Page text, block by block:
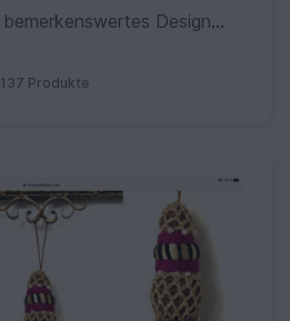
Hier findes Du ganz bemerkenswertes Designes und auffallende Ideen für Arbeiten mit Wolle, ganz im Petra Perle Style...für Kenner und Freunde des Besonderen!
137 Produkte